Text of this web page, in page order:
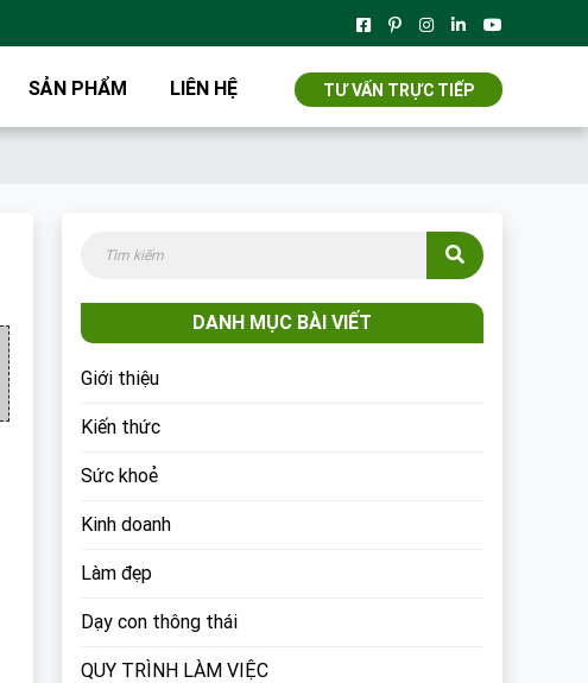
SẢN PHẨM LIÊN HỆ TƯ VẤN TRỰC TIẾP
DANH MỤC BÀI VIẾT
Giới thiệu
Kiến thức
Sức khoẻ
Kinh doanh
Làm đẹp
Dạy con thông thái
QUY TRÌNH LÀM VIỆC